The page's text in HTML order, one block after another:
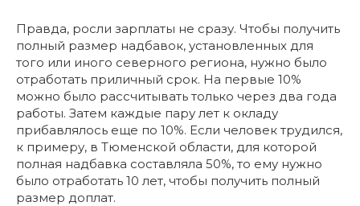
Правда, росли зарплаты не сразу. Чтобы получить
полный размер надбавок, установленных для
того или иного северного региона, нужно было
отработать приличный срок. На первые 10%
можно было рассчитывать только через два года
работы. Затем каждые пару лет к окладу
прибавлялось еще по 10%. Если человек трудился,
к примеру, в Тюменской области, для которой
полная надбавка составляла 50%, то ему нужно
было отработать 10 лет, чтобы получить полный
размер доплат.